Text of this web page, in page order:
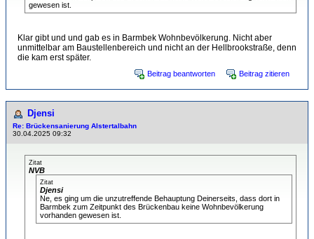
gewesen ist.
Klar gibt und und gab es in Barmbek Wohnbevölkerung. Nicht aber
unmittelbar am Baustellenbereich und nicht an der Hellbrookstraße, denn
die kam erst später.
Beitrag beantworten Beitrag zitieren
Djensi
Re: Brückensanierung Alstertalbahn
30.04.2025 09:32
Zitat
NVB
Zitat
Djensi
Ne, es ging um die unzutreffende Behauptung Deinerseits, dass dort in
Barmbek zum Zeitpunkt des Brückenbau keine Wohnbevölkerung
vorhanden gewesen ist.